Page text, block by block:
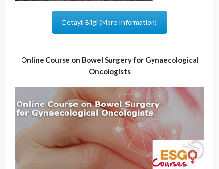
Detaylı Bilgi (More Information)
Online Course on Bowel Surgery for Gynaecological
Oncologists